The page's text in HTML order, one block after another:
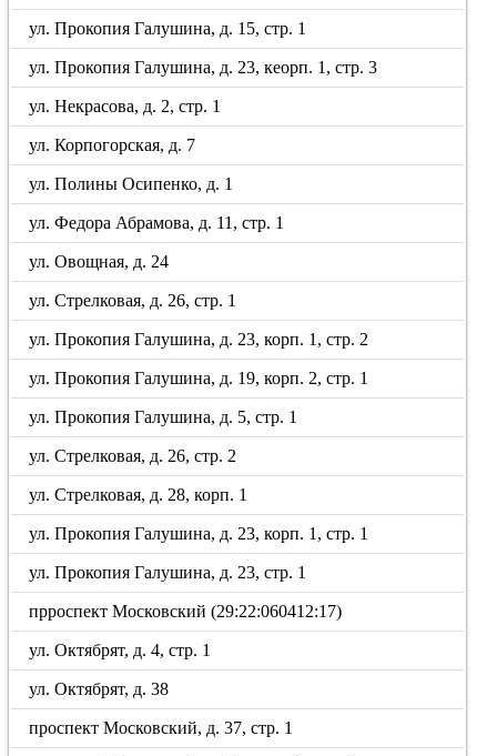
ул. Прокопия Галушина, д. 15, стр. 1
ул. Прокопия Галушина, д. 23, кеорп. 1, стр. 3
ул. Некрасова, д. 2, стр. 1
ул. Корпогорская, д. 7
ул. Полины Осипенко, д. 1
ул. Федора Абрамова, д. 11, стр. 1
ул. Овощная, д. 24
ул. Стрелковая, д. 26, стр. 1
ул. Прокопия Галушина, д. 23, корп. 1, стр. 2
ул. Прокопия Галушина, д. 19, корп. 2, стр. 1
ул. Прокопия Галушина, д. 5, стр. 1
ул. Стрелковая, д. 26, стр. 2
ул. Стрелковая, д. 28, корп. 1
ул. Прокопия Галушина, д. 23, корп. 1, стр. 1
ул. Прокопия Галушина, д. 23, стр. 1
прроспект Московский (29:22:060412:17)
ул. Октябрят, д. 4, стр. 1
ул. Октябрят, д. 38
проспект Московский, д. 37, стр. 1